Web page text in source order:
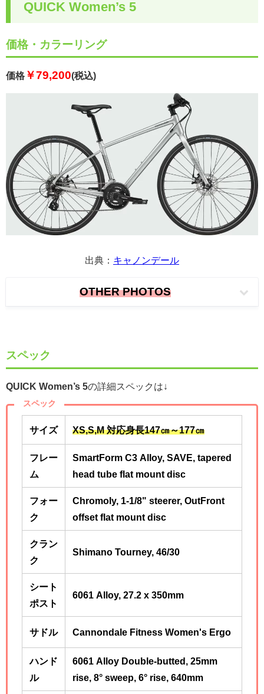
QUICK Women’s 5
価格・カラーリング
価格 ￥79,200(税込)
出典： キャノンデール
OTHER PHOTOS
スペック
QUICK Women’s 5の詳細スペックは↓
スペック
サイズ XS,S,M 対応身長147㎝～177㎝
フレー
ム
SmartForm C3 Alloy, SAVE, tapered
head tube flat mount disc
フォー
ク
Chromoly, 1-1/8" steerer, OutFront
offset flat mount disc
クラン
ク
Shimano Tourney, 46/30
シート
ポスト
6061 Alloy, 27.2 x 350mm
サドル Cannondale Fitness Women's Ergo
ハンド
ル
6061 Alloy Double-butted, 25mm
rise, 8° sweep, 6° rise, 640mm